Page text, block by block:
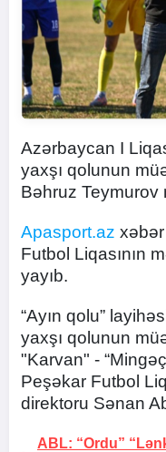
Azərbaycan I
yaxşı qolunun
Bəhruz Teymurov
Apasport.az
Futbol Liqasının
yayıb.
“Ayın qolu”
yaxşı qolunun
"Karvan" -
Peşəkar Futbol
direktoru Sənan
ABL: “Ordu”